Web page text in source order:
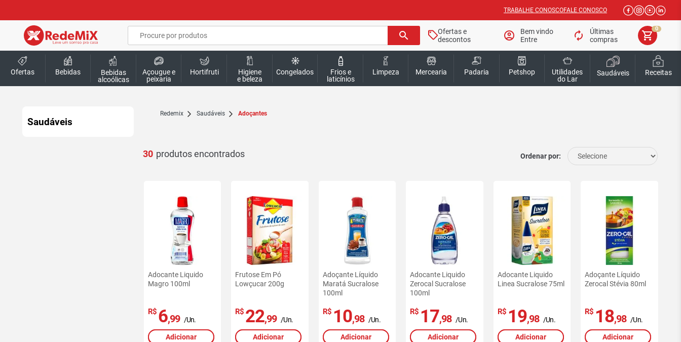
TRABALHE CONOSCOFALE CONOSCO
search
Ofertas e
descontos
account_circle
Bem vindo
Entre
autorenew
Últimas
compras
shopping_cart
0
Ofertas Bebidas
Bebidas
alcoólicas
Açougue e
peixaria
Hortifruti
Higiene
e beleza
Congelados
Frios e
laticínios
Limpeza Mercearia Padaria Petshop
Utilidades
do Lar
Saudáveis Receitas
Saudáveis
redemix Saudáveis Adoçantes
30 Ordenar por:
Adocante Liquido
Magro 100ml
R$ 6,99 /Un.
Adicionar
Frutose Em Pó
Lowçucar 200g
R$ 22,99 /Un.
Adicionar
Adoçante Líquido
Maratá Sucralose
100ml
R$ 10,98 /Un.
Adicionar
Adocante Liquido
Zerocal Sucralose
100ml
R$ 17,98 /Un.
Adicionar
Adocante Liquido
Linea Sucralose 75ml
R$ 19,98 /Un.
Adicionar
Adoçante Líquido
Zerocal Stévia 80ml
R$ 18,98 /Un.
Adicionar